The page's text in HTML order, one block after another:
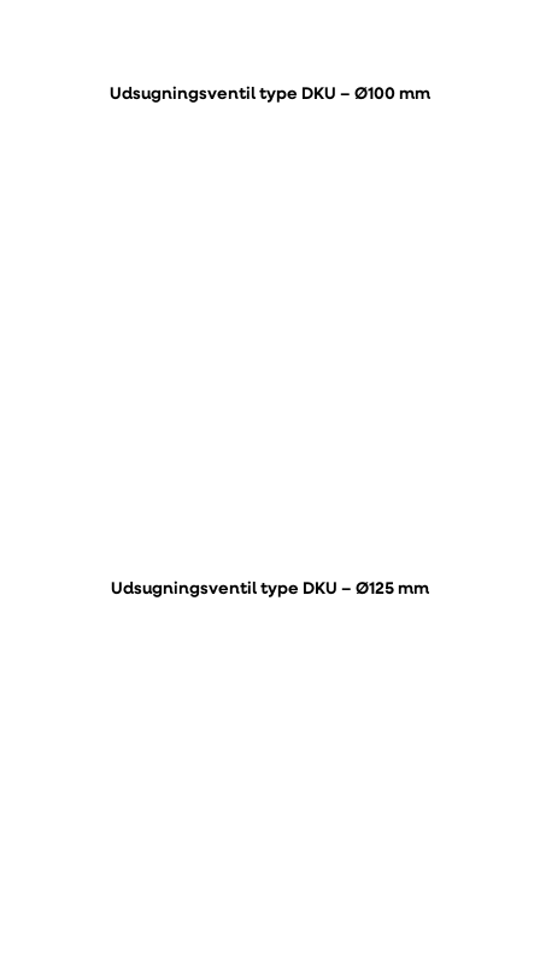
Udsugningsventil type DKU – Ø100 mm
Udsugningsventil type DKU – Ø125 mm